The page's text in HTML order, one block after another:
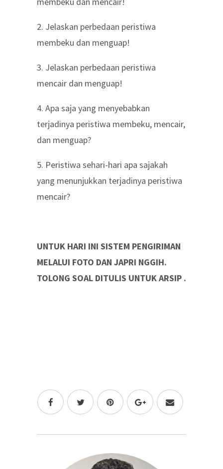
2. Jelaskan perbedaan peristiwa
membeku dan menguap!
3. Jelaskan perbedaan peristiwa
mencair dan menguap!
4. Apa saja yang menyebabkan
terjadinya peristiwa membeku, mencair,
dan menguap?
5. Peristiwa sehari-hari apa sajakah
yang menunjukkan terjadinya peristiwa
mencair?
UNTUK HARI INI SISTEM PENGIRIMAN
MELALUI FOTO DAN JAPRI NGGIH.
TOLONG SOAL DITULIS UNTUK ARSIP .